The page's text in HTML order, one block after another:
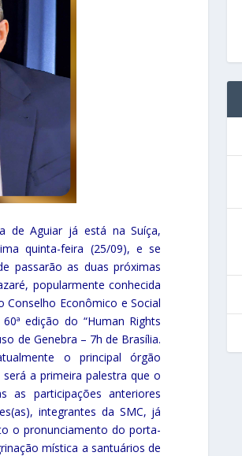
de Aguiar já está na Suíça,
quinta-feira (25/09), e se
passarão as duas próximas
popularmente conhecida
Econômico e Social
edição do “Human Rights
de Genebra – 7h de Brasília.
o principal órgão
a primeira palestra que o
as participações anteriores
integrantes da SMC, já
o pronunciamento do porta-
mística a santuários de